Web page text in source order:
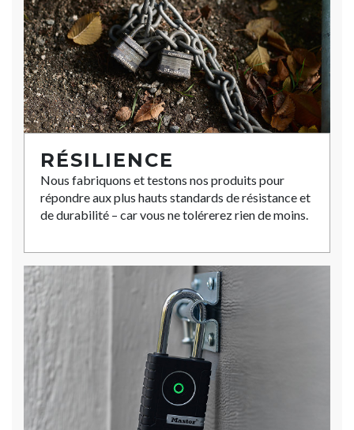
RÉSILIENCE
Nous fabriquons et testons nos produits pour
répondre aux plus hauts standards de résistance et
de durabilité – car vous ne tolérerez rien de moins.